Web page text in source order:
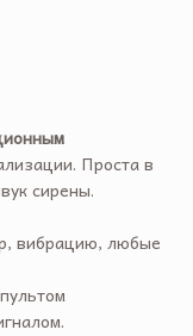
Проста в
сирены.
вибрацию, любые